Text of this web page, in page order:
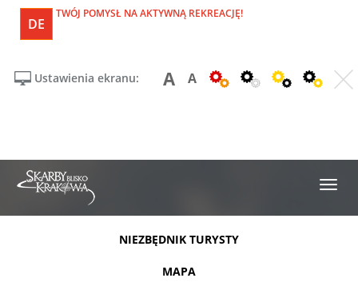
DE
TWÓJ POMYSŁ NA AKTYWNĄ REKREACJĘ!
Ustawienia ekranu: A A
NIEZBĘDNIK TURYSTY
MAPA